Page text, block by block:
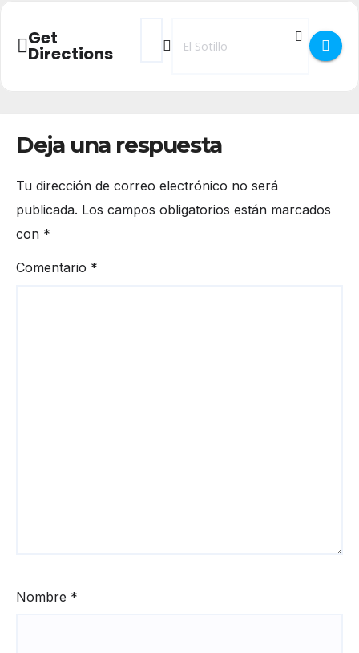
Get
Directions
Address - Firma del Libro - La Música
Destination Address - Firma del
Deja una respuesta
Tu dirección de correo electrónico no será
publicada. Los campos obligatorios están marcados
con *
Comentario *
Nombre *